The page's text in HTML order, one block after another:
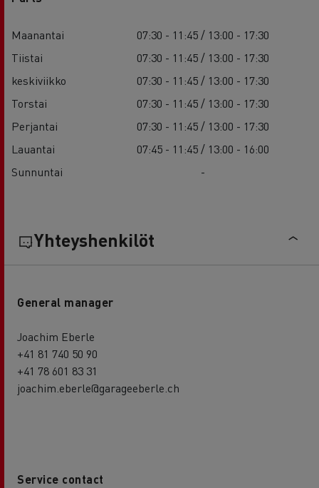
Maanantai
07:30 - 11:45 / 13:00 - 17:30
Tiistai
07:30 - 11:45 / 13:00 - 17:30
keskiviikko
07:30 - 11:45 / 13:00 - 17:30
Torstai
07:30 - 11:45 / 13:00 - 17:30
Perjantai
07:30 - 11:45 / 13:00 - 17:30
Lauantai
07:45 - 11:45 / 13:00 - 16:00
Sunnuntai
-
Yhteyshenkilöt
General manager
Joachim Eberle
+41 81 740 50 90
+41 78 601 83 31
joachim.eberle@garageeberle.ch
Service contact